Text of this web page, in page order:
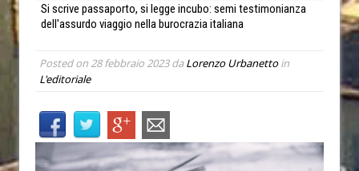
Si scrive passaporto, si legge incubo: semi testimonianza
dell'assurdo viaggio nella burocrazia italiana
Posted on 28 febbraio 2023daLorenzo Urbanettoin
L'editoriale